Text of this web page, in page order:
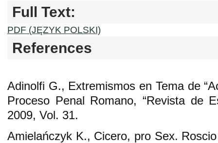
Full Text:
PDF (JĘZYK POLSKI)
References
Adinolfi G., Extremismos en Tema de
Proceso Penal Romano, “Revista de
2009, Vol. 31.
Amielańczyk K., Cicero, pro Sex.